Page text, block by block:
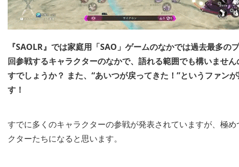
『SAOLR』 では家庭用「SAO」ゲームのなかでは過去最多の
回参戦するキャラクターのなかで、語れる範囲でも構いませ
すでしょうか？ また、“あいつが戻ってきた！”というファン
す！
すでに多くのキャラクターの参戦が発表されていますが、極
クターたちになると思います。